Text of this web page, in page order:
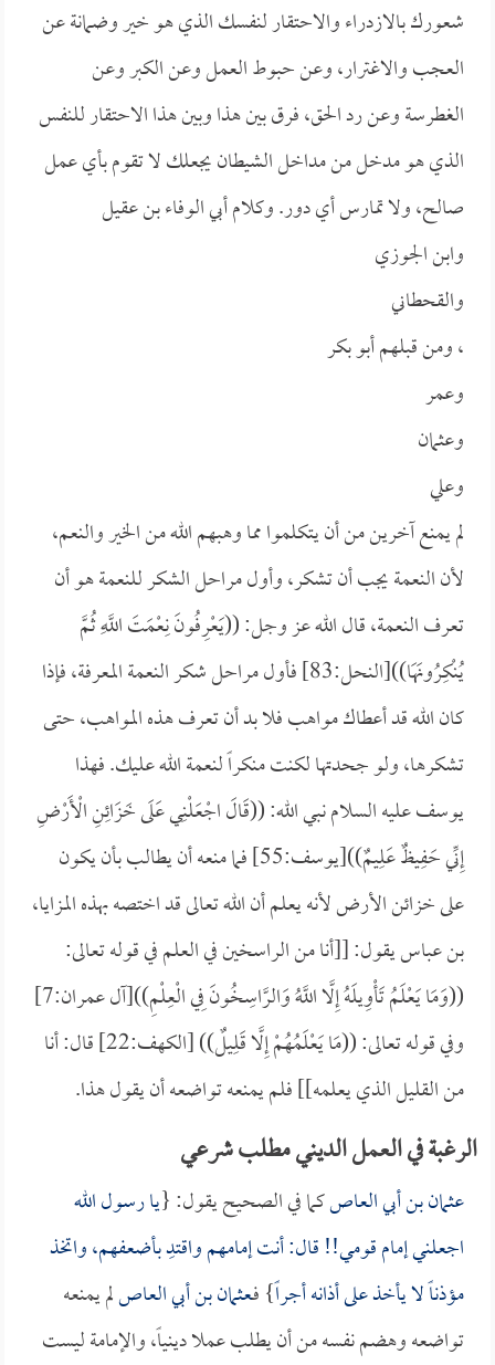
شعورك بالازدراء والاحتقار لنفسك الذي هو خير وضمانة عن
العجب والاغترار، وعن حبوط العمل وعن الكبر وعن
الغطرسة وعن رد الحق، فرق بين هذا وبين هذا الاحتقار للنفس
الذي هو مدخل من مداخل الشيطان يجعلك لا تقوم بأي عمل
صالح، ولا تمارس أي دور. وكلامأبي الوفاء بن عقيل
وابن الجوزي
والقحطاني
، ومن قبلهمأبو بكر
وعمر
وعثمان
وعلي
لم يمنع آخرين من أن يتكلموا مما وهبهم الله من الخير والنعم،
لأن النعمة يجب أن تشكر، وأول مراحل الشكر للنعمة هو أن
تعرف النعمة، قال الله عز وجل: ((يَعْرِفُونَ نِعْمَتَ اللَّهِ ثُمَّ
يُنْكِرُونَهَا))[النحل:83] فأول مراحل شكر النعمة المعرفة، فإذا
كان الله قد أعطاك مواهب فلا بد أن تعرف هذه المواهب، حتى
تشكرها، ولو جحدتها لكنت منكراً لنعمة الله عليك. فهذا
يوسف عليه السلام نبي الله: ((قَالَ اجْعَلْنِي عَلَى خَزَائِنِ الْأَرْضِ
إِنِّي حَفِيظٌ عَلِيمٌ))[يوسف:55] فما منعه أن يطالب بأن يكون
على خزائن الأرض لأنه يعلم أن الله تعالى قد اختصه بهذه المزايا،
بن عباس يقول: [[أنا من الراسخين في العلم في قوله تعالى:
((وَمَا يَعْلَمُ تَأْوِيلَهُ إِلَّا اللَّهُ وَالرَّاسِخُونَ فِي الْعِلْمِ))[آل عمران:7]
وفي قوله تعالى: ((
مَا يَعْلَمُهُمْ إِلَّا قَلِيلٌ)) [الكهف:22] قال: أنا
من القليل الذي يعلمه]] فلم يمنعه تواضعه أن يقول هذا.
الرغبة في العمل الديني مطلب شرعي
عثمان بن أبي العاصكما في الصحيح يقول: {يا رسول الله
اجعلني إمام قومي!! قال: أنت إمامهم واقتدِ بأضعفهم، واتخذ
مؤذناً لا يأخذ على أذانه أجراً} فـعثمان بن أبي العاصلم يمنعه
تواضعه وهضم نفسه من أن يطلب عملا دينياً، والإمامة ليست